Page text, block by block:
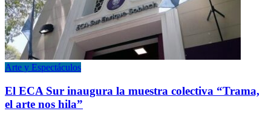
Arte y Espectáculos
El ECA Sur inaugura la muestra colectiva “Trama,
el arte nos hila”